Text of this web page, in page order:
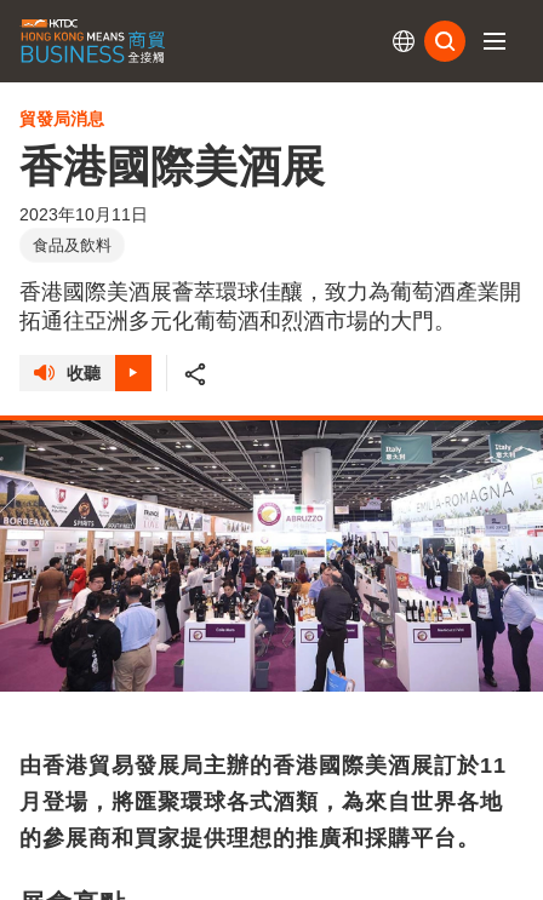
貿發局消息
香港國際美酒展
2023年10月11日
食品及飲料
香港國際美酒展薈萃環球佳釀，致力為葡萄酒產業開
拓通往亞洲多元化葡萄酒和烈酒市場的大門。
收聽
由香港貿易發展局主辦的香港國際美酒展訂於11
月登場 ，將匯聚環球各式酒類 ，為來自世界各地
的參展商和買家提供理想的推廣和採購平台。